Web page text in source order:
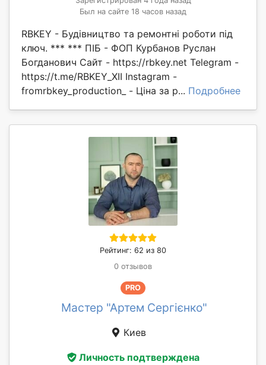
Был на сайте 18 часов назад
RBKEY - Будівництво та ремонтні роботи під
ключ. *** *** ПІБ - ФОП Курбанов Руслан
Богданович Сайт - https://rbkey.net Telegram -
https://t.me/RBKEY_XII Instagram -
fromrbkey_production_ - Ціна за р... Подробнее
Рейтинг: 62 из 80
0 отзывов
PRO
Мастер "Артем Сергієнко"
Киев
Личность подтверждена